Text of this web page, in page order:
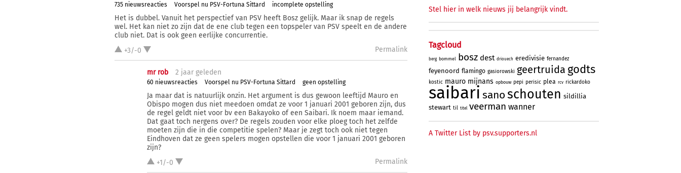
735 nieuwsreacties Voorspel nu PSV-Fortuna Sittard incomplete opstelling
Het is dubbel. Vanuit het perspectief van PSV heeft Bosz gelijk. Maar ik snap de regels
wel. Het kan niet zo zijn dat de ene club tegen een topspeler van PSV speelt en de andere
club niet. Dat is ook geen eerlijke concurrentie.
+3/-0
Permalink
mr rob 2 jaar geleden
60 nieuwsreacties Voorspel nu PSV-Fortuna Sittard geen opstelling
Ja maar dat is natuurlijk onzin. Het argument is dus gewoon leeftijd Mauro en
Obispo mogen dus niet meedoen omdat ze voor 1 januari 2001 geboren zijn, dus
de regel geldt niet voor bv een Bakayoko of een Saibari. Ik noem maar iemand.
Dat gaat toch nergens over? De regels zouden voor elke ploeg toch het zelfde
moeten zijn die in die competitie spelen? Maar je zegt toch ook niet tegen
Eindhoven dat ze geen spelers mogen opstellen die voor 1 januari 2001 geboren
zijn?
+1/-0
Permalink
Stel hier in welk nieuws jij belangrijk vindt.
Tagcloud
berg bommel bosz dest driouech eredivisie fernandez
feyenoord flamingo gasiorowski geertruida godts
kostic mauro mijnans opbouw pepi perisic plea rcv rickardoko
saibari sanoschouten sildillia
stewart til titel veerman wanner
A Twitter List by psv.supporters.nl